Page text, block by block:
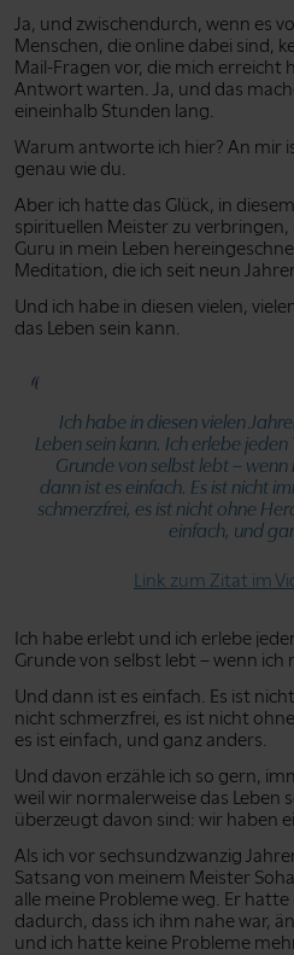
Ja, und zwischendurch, wenn es
Menschen, die online dabei sind,
Mail-Fragen vor, die mich erreicht
Antwort warten. Ja, und das
eineinhalb Stunden lang.
Warum antworte ich hier? An mir
genau wie du.
Aber ich hatte das Glück, in
spirituellen Meister zu
Guru in mein Leben
Meditation, die ich seit neun
Und ich habe in diesen vielen,
das Leben sein kann.
Ich habe in diesen vielen
Leben sein kann. Ich erlebe
Grunde von selbst lebt –
dann ist es einfach. Es ist nicht
schmerzfrei, es ist nicht ohne
einfach, und
Link zum Zitat im
Ich habe erlebt und ich erlebe
Grunde von selbst lebt – wenn ich
Und dann ist es einfach. Es ist
nicht schmerzfrei, es ist nicht
es ist einfach, und ganz anders.
Und davon erzähle ich so gern,
weil wir normalerweise das Leben
überzeugt davon sind: wir haben
Als ich vor sechsundzwanzig
Satsang von meinem Meister
alle meine Probleme weg. Er
dadurch, dass ich ihm nahe war,
und ich hatte keine Probleme